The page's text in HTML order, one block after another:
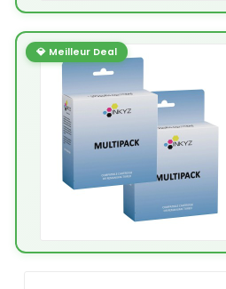
💎 Meilleur Deal